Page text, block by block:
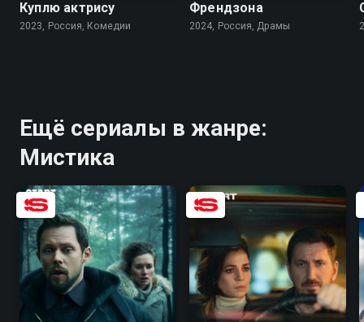
Куплю актрису
2023, Россия, Комедии
Френдзона
2024, Россия, Драмы
Ещё сериалы в жанре:
Мистика